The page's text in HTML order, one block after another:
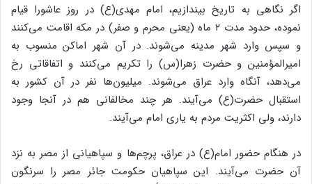
اگر نگاهی به تاریخ بیندازیم، امام مهدی(ع) در روز عاشورا قیام
نموده، حدود مدت ۲ ماه (یعنی محرم و صفر) در مکه اقامت می‌کنند
و سپس وارد شهر مدینه می‌شوند. در آن شهر اماکن منسوب به
امیرالمؤمنین و حضرت زهرا(س) را تکریم می‌کنند و اتفاقاتی رخ
می‌دهد، آنگاه وارد عراق می‌شوند. میلیون‌ها نفر در آن کشور به
استقبال حضرت(ع) می‌آیند. هر چند مخالفانی هم در آنجا وجود
دارند، ولی اکثریت مردم به یاری امام می‌آیند.
در هنگام حضور امام(ع) در عراق، پرچم‌ها و سپاهیانی از مصر به نزد
آن حضرت می‌آیند. این سپاهیان حکومت جائر مصر را سرنگون